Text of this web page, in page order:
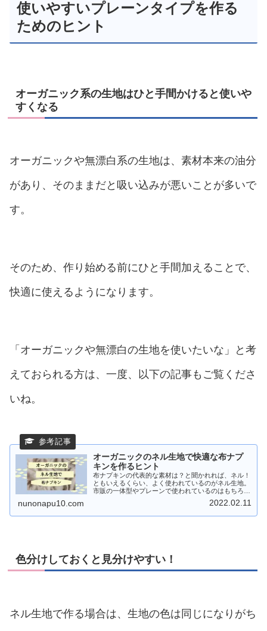
使いやすいプレーンタイプを作る
ためのヒント
オーガニック系の生地はひと手間かけると使いや
すくなる
オーガニックや無漂白系の生地は、素材本来の油分
があり、そのままだと吸い込みが悪いことが多いで
す。
そのため、作り始める前にひと手間加えることで、
快適に使えるようになります。
「オーガニックや無漂白の生地を使いたいな」と考
えておられる方は、一度、以下の記事もご覧くださ
いね。
オーガニックのネル生地で快適な布ナプ
キンを作るヒント
布ナプキンの代表的な素材は？と聞かれれば、ネル！
ともいえるくらい、よく使われているのがネル生地。
市販の一体型やプレーンで使われているのはもちろん
のこと、布ナプキンのお店では、手作り用にオーガニ
ックのネル生地が販売されていることも多いですよ
nunonapu10.com 2022.02.11
色分けしておくと見分けやすい！
ネル生地で作る場合は、生地の色は同じになりがち